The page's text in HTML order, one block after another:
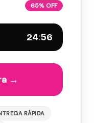
65% OFF
24:55
→
RÁPIDA